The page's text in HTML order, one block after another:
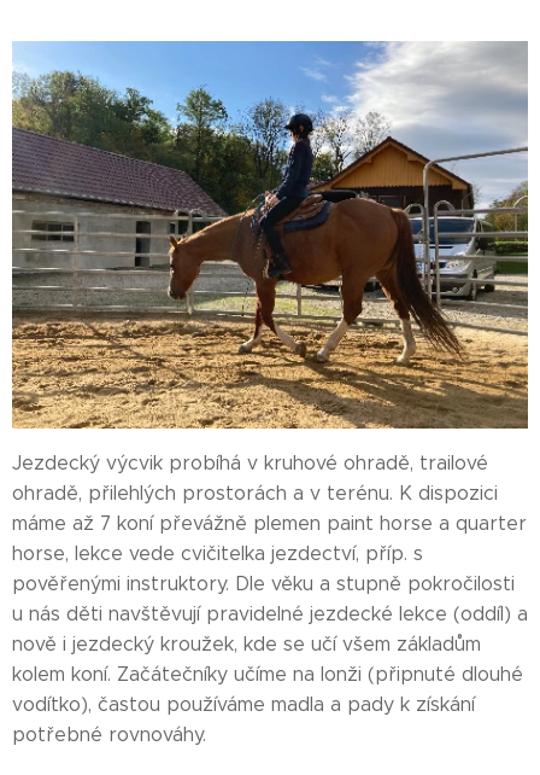
Jezdecký výcvik probíhá v kruhové ohradě, trailové
ohradě, přilehlých prostorách a v terénu. K dispozici
máme až 7 koní převážně plemen paint horse a quarter
horse, lekce vede cvičitelka jezdectví, příp. s
pověřenými instruktory. Dle věku a stupně pokročilosti
u nás děti navštěvují pravidelné jezdecké lekce (oddíl) a
nově i jezdecký kroužek, kde se učí všem základům
kolem koní. Začátečníky učíme na lonži (připnuté dlouhé
vodítko), častou používáme madla a pady k získání
potřebné rovnováhy.